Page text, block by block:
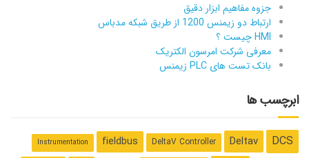
جزوه مفاهیم ابزار دقیق
ارتباط دو زیمنس 1200 از طریق شبکه مدباس
HMI چیست ؟
معرفی شرکت امرسون الکتریک
بانک تست های PLC زیمنس
ابرچسب ها
DCS
Deltav
DeltaV Controller
fieldbus
Instrumentation